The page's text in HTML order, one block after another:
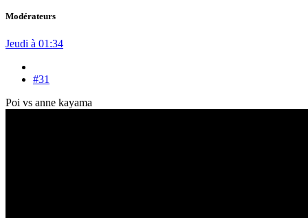
Modérateurs
Jeudi à 01:34
#31
Poi vs anne kayama